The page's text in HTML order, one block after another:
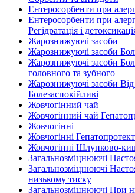
Ентеросорбенти при
Ентеросорбенти при
Регідратація і
Жарознижуючі засоби
Жарознижуючі засоби
Жарознижуючі засоби
головного та зубного
Жарознижуючі засоби
Болезаспокійливі
Жовчогінний чай
Жовчогінний чай
Жовчогінні
Жовчогінні
Жовчогінні Шлунково-
Загальнозміцнюючі
Загальнозміцнюючі
низькому тиску
Загальнозміцнюючі При